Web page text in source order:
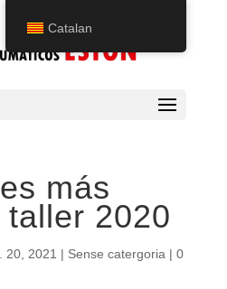
más
2020
20, 2021 | Sense catergoria | 0
Catalan